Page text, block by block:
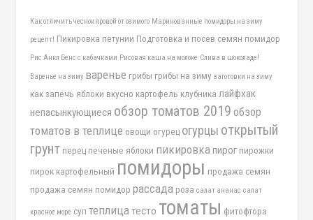
Как отличить чеснок яровой от озимого Маринованные помидоры на зиму
рецепт! Пикировка петунии Подготовка и посев семян помидор
Рис Анкл Бенс с кабачками Рисовая каша на молоке Слива в шоколаде!
Варенье на зиму варенье грибы грибы на зиму заготовки на зиму
как запечь яблоки вкусно картофель клубника лайфхак
непасынкующиеся обзор томатов 2019 обзор
томатов в теплице овощи огурец огурцы открытый
грунт перец печеные яблоки пикировка пирог пирожки
пирок картофельный помидоры продажа семян
продажа семян помидор рассада роза салат ананас салат
красное море суп теплица тесто томаты фитофтора